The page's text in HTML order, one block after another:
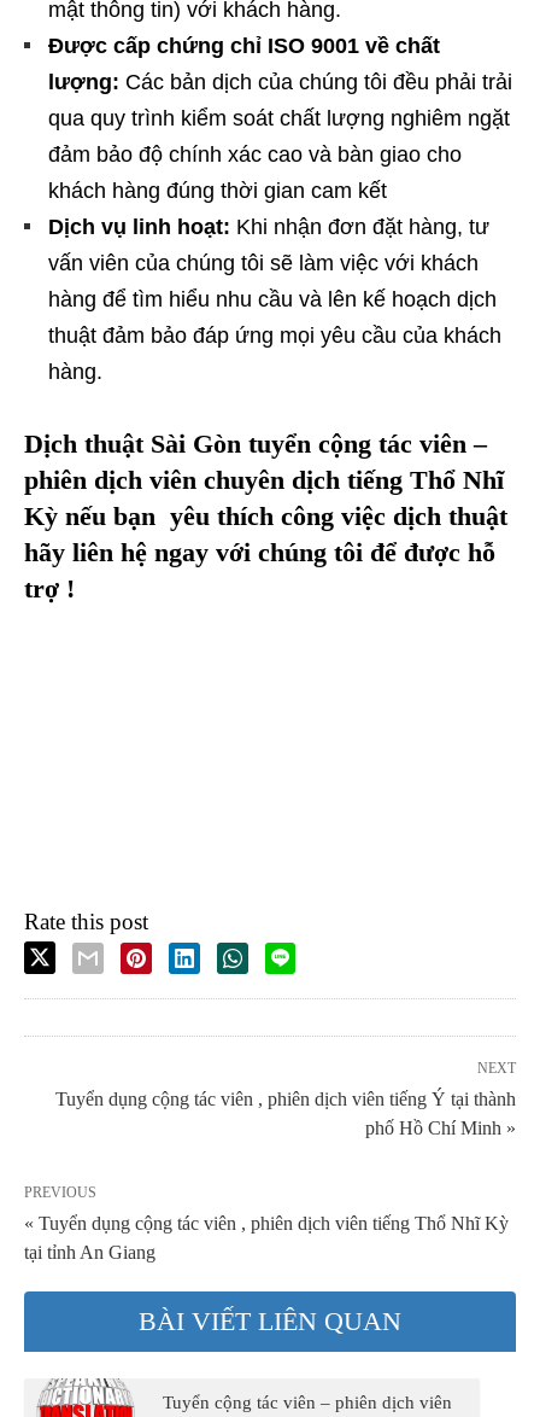
mật thông tin) với khách hàng.
Được cấp chứng chỉ ISO 9001 về chất
lượng: Các bản dịch của chúng tôi đều phải trải
qua quy trình kiểm soát chất lượng nghiêm ngặt
đảm bảo độ chính xác cao và bàn giao cho
khách hàng đúng thời gian cam kết
Dịch vụ linh hoạt: Khi nhận đơn đặt hàng, tư
vấn viên của chúng tôi sẽ làm việc với khách
hàng để tìm hiểu nhu cầu và lên kế hoạch dịch
thuật đảm bảo đáp ứng mọi yêu cầu của khách
hàng.
Dịch thuật Sài Gòn tuyển cộng tác viên –
phiên dịch viên chuyên dịch tiếng Thổ Nhĩ
Kỳ nếu bạn yêu thích công việc dịch thuật
hãy liên hệ ngay với chúng tôi để được hỗ
trợ !
Rate this post
NEXT
Tuyển dụng cộng tác viên , phiên dịch viên tiếng Ý tại thành
phố Hồ Chí Minh »
PREVIOUS
« Tuyển dụng cộng tác viên , phiên dịch viên tiếng Thổ Nhĩ Kỳ
tại tỉnh An Giang
BÀI VIẾT LIÊN QUAN
Tuyển cộng tác viên – phiên dịch viên